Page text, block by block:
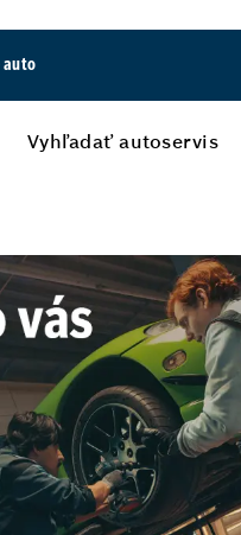
auto
Vyhľadať autoservis